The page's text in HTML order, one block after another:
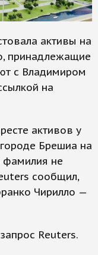
активы на
принадлежащие
с Владимиром
на
активов у
Брешиа на
фамилия не
сообщил,
Чирилло —
Reuters.